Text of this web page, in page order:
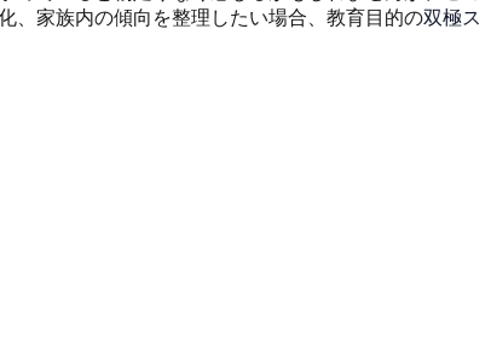
、家族内の傾向を整理したい場合、教育目的の双極ス